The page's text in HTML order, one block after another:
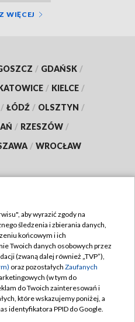
WIĘCEJ
/ GDAŃSK /
/ KIELCE /
/ ŁÓDŹ / OLSZTYN /
/ RZESZÓW /
/ WROCŁAW
TVP
zgody
aby wyrazić zgody na
śledzenia i zbierania danych,
końcowym i ich
Twoich danych osobowych przez
(zwaną dalej również „TVP”),
oraz pozostałych Zaufanych
(w tym do
do Twoich zainteresowań i
które wskazujemy poniżej, a
identyfikatora PPID do Google.